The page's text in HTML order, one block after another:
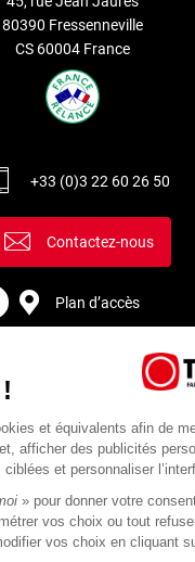
80390 Fressenneville
CS 60004 France
+33 (0)3 22 60 26 50
Contactez-nous
Plan d’accès
et équivalents afin de
afficher des publicités
et personnaliser
» pour donner votre
vos choix ou tout
vos choix en cliquant